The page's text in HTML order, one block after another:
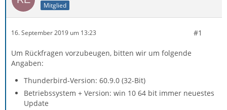
Mitglied
16. September 2019 um 13:23 #1
Um Rückfragen vorzubeugen, bitten wir um folgende
Angaben:
Thunderbird-Version: 60.9.0 (32-Bit)
Betriebssystem + Version: win 10 64 bit immer neuestes
Update